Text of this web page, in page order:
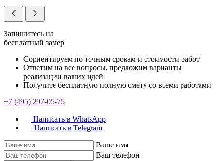
Запишитесь на
бесплатный замер
Сориентируем по точным срокам и стоимости работ
Ответим на все вопросы, предложим варианты
реализации ваших идей
Получите бесплатную полную смету со всеми работами
+7 (495) 297-05-75
Написать в WhatsApp
Написать в Telegram
Ваше имя
Ваш телефон